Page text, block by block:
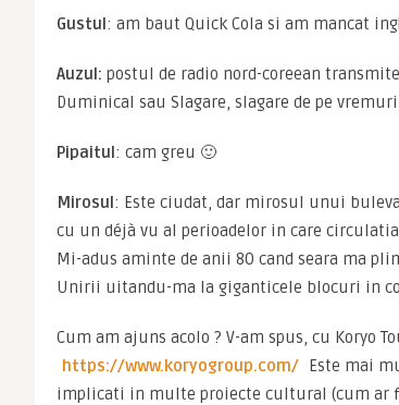
Gustul: am baut Quick Cola si am mancat
Auzul: postul de radio nord-coreean
Duminical sau Slagare, slagare de pe
Pipaitul: cam greu 🙂
Mirosul: Este ciudat, dar mirosul unui
cu un déjà vu al perioadelor in care
Mi-adus aminte de anii 80 cand seara ma
Unirii uitandu-ma la giganticele blocuri in
https://www.koryogroup.com/ Este mai
implicati in multe proiecte cultural (cum ar